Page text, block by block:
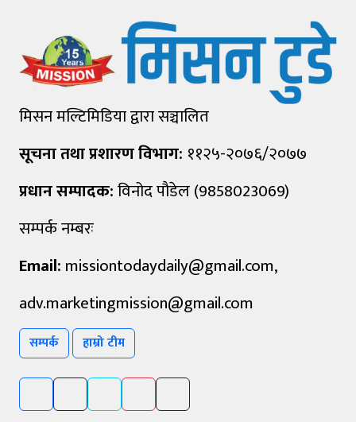
मिसन मल्टिमिडिया द्वारा सञ्चालित
सूचना तथा प्रशारण विभाग: ११२५-२०७६/२०७७
प्रधान सम्पादक:विनोद पौडेल (9858023069)
सम्पर्क नम्बरः
Email: missiontodaydaily@gmail.com,
adv.marketingmission@gmail.com
सम्पर्क हाम्रो टीम